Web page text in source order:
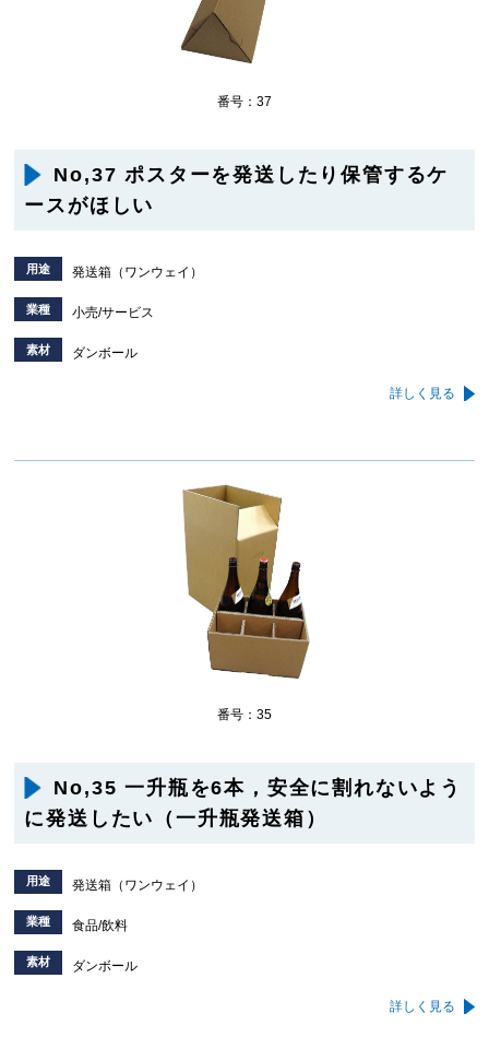
番号：37
No,37 ポスターを発送したり保管するケ
ースがほしい
用途 発送箱（ワンウェイ）
業種 小売/サービス
素材 ダンボール
詳しく見る
番号：35
No,35 一升瓶を6本，安全に割れないよう
に発送したい（一升瓶発送箱）
用途 発送箱（ワンウェイ）
業種 食品/飲料
素材 ダンボール
詳しく見る